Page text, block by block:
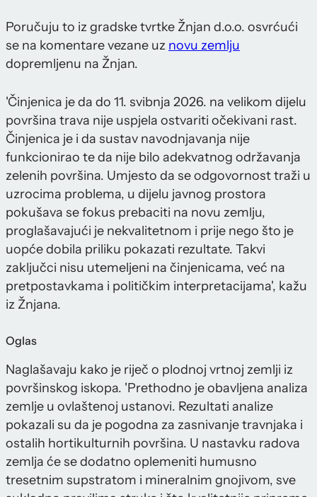
Poručuju to iz gradske tvrtke Žnjan d.o.o. osvrćući
se na komentare vezane uz novu zemlju
dopremljenu na Žnjan.
'Činjenica je da do 11. svibnja 2026. na velikom dijelu
površina trava nije uspjela ostvariti očekivani rast.
Činjenica je i da sustav navodnjavanja nije
funkcionirao te da nije bilo adekvatnog održavanja
zelenih površina. Umjesto da se odgovornost traži u
uzrocima problema, u dijelu javnog prostora
pokušava se fokus prebaciti na novu zemlju,
proglašavajući je nekvalitetnom i prije nego što je
uopće dobila priliku pokazati rezultate. Takvi
zaključci nisu utemeljeni na činjenicama, već na
pretpostavkama i političkim interpretacijama', kažu
iz Žnjana.
Oglas
Naglašavaju kako je riječ o plodnoj vrtnoj zemlji iz
površinskog iskopa. 'Prethodno je obavljena analiza
zemlje u ovlaštenoj ustanovi. Rezultati analize
pokazali su da je pogodna za zasnivanje travnjaka i
ostalih hortikulturnih površina. U nastavku radova
zemlja će se dodatno oplemeniti humusno
tresetnim supstratom i mineralnim gnojivom, sve